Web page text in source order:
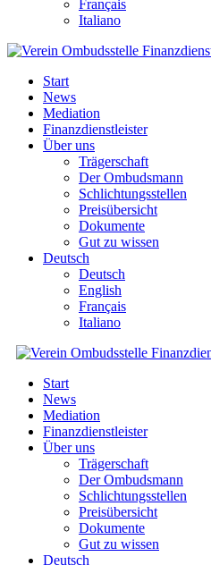
Français
Italiano
Start
News
Mediation
Finanzdienstleister
Über uns
Trägerschaft
Der Ombudsmann
Schlichtungsstellen
Preisübersicht
Dokumente
Gut zu wissen
Deutsch
Deutsch
English
Français
Italiano
Start
News
Mediation
Finanzdienstleister
Über uns
Trägerschaft
Der Ombudsmann
Schlichtungsstellen
Preisübersicht
Dokumente
Gut zu wissen
Deutsch